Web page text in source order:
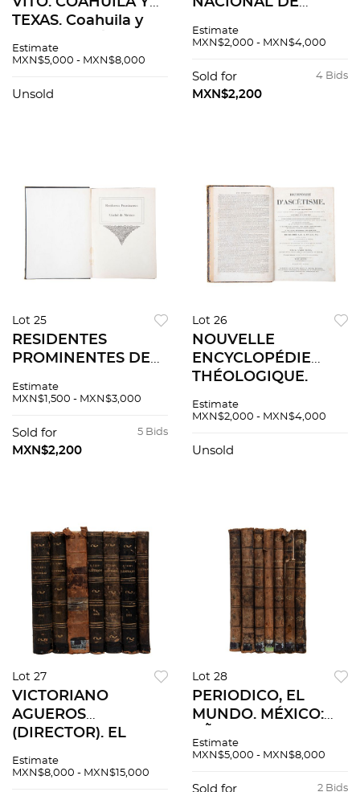
TEXAS. Coahuila y
Colonial. México:
1938. Pzs 3
Estimate
MXN$5,000 - MXN$8,000
Unsold
ESTUDIO DE LA
INTERVENCIÓN.
MÉXICO: SOCIEDAD
Estimate
MXN$2,000 - MXN$4,000
4 Bids
Sold for
MXN$2,200
Lot 25
RESIDENTES
PROMINENTES DE
MÉXICO. SIN PIE DE
PRINCIPIOS DEL
SIGLO XX.
Estimate
MXN$1,500 - MXN$3,000
5 Bids
Sold for
MXN$2,200
Lot 26
NOUVELLE
ENCYCLOPÉDIE
THÉOLOGIQUE.
Tomos I-II. Piezas: 2
Estimate
MXN$2,000 - MXN$4,000
Unsold
Lot 27
VICTORIANO
AGUEROS
(DIRECTOR). EL
MÉXICO. Años: 1906 -
Estimate
MXN$8,000 - MXN$15,000
Lot 28
PERIODICO, EL
MUNDO. MÉXICO:
Pastas deterioradas.
pasta dura, lomo en
Estimate
MXN$5,000 - MXN$8,000
2 Bids
Sold for